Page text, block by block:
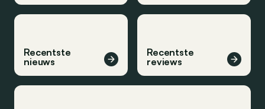
Recentste
nieuws
Recentste
reviews